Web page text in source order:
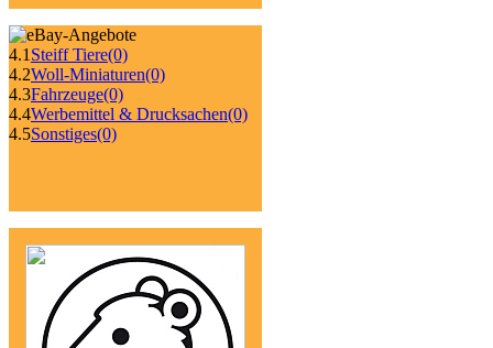
4.1 Steiff Tiere(0)
4.2Woll-Miniaturen(0)
4.3Fahrzeuge(0)
4.4Werbemittel & Drucksachen(0)
4.5Sonstiges(0)